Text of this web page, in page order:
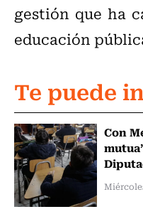
gestión que ha
educación
Te puede
Con